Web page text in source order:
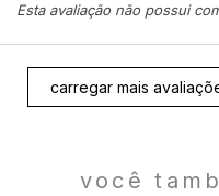
Esta avaliação não possui
carregar mais
você